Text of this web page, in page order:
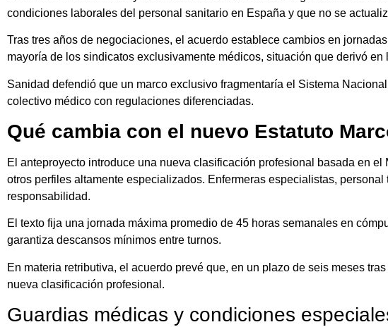
condiciones laborales del personal sanitario en España y que no se
Tras tres años de negociaciones, el acuerdo establece cambios en
mayoría de los sindicatos exclusivamente médicos, situación que derivó
Sanidad defendió que un marco exclusivo fragmentaría el Sistema
colectivo médico con regulaciones diferenciadas.
Qué cambia con el nuevo Estatuto
El anteproyecto introduce una nueva clasificación profesional basada en
otros perfiles altamente especializados. Enfermeras especialistas,
responsabilidad.
El texto fija una jornada máxima promedio de 45 horas semanales en
garantiza descansos mínimos entre turnos.
En materia retributiva, el acuerdo prevé que, en un plazo de seis meses
nueva clasificación profesional.
Guardias médicas y condiciones